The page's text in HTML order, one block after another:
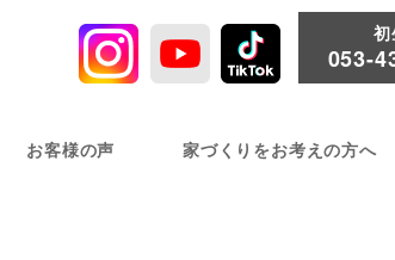
053-
お客様の声 家づくりをお考えの方へ